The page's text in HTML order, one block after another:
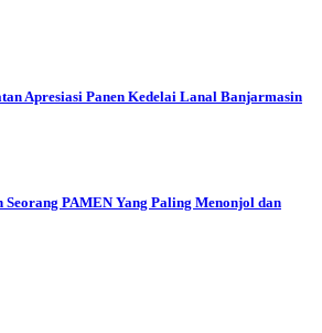
Apresiasi Panen Kedelai Lanal Banjarmasin
PAMEN Yang Paling Menonjol dan